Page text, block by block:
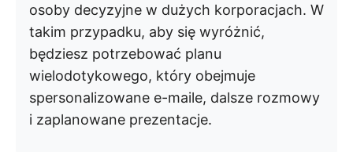
osoby decyzyjne w dużych korporacjach. W
takim przypadku, aby się wyróżnić,
będziesz potrzebować planu
wielodotykowego, który obejmuje
spersonalizowane e-maile, dalsze rozmowy
i zaplanowane prezentacje.